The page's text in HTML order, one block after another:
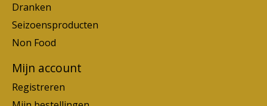
Dranken
Seizoensproducten
Non Food
Mijn account
Registreren